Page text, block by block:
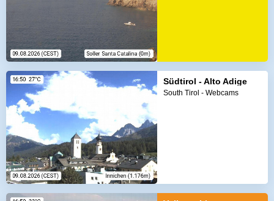
Südtirol - Alto Adige
South Tirol - Webcams